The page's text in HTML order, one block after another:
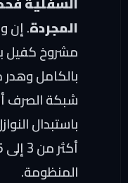
المجردة. إن
مشروخ كفيل
بالكامل وهدر
شبكة الصرف
باستبدال
المنظومة.